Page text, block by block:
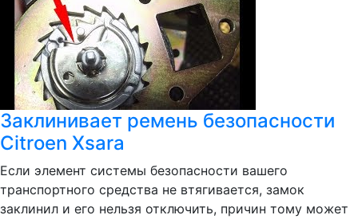
Заклинивает ремень безопасности
Citroen Xsara
Если элемент системы безопасности вашего
транспортного средства не втягивается, замок
заклинил и его нельзя отключить, причин тому может